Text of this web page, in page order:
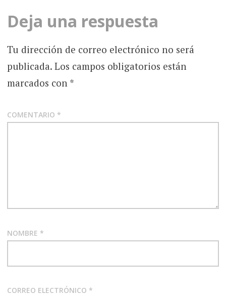
Deja una respuesta
Tu dirección de correo electrónico no será
publicada. Los campos obligatorios están
marcados con *
COMENTARIO *
NOMBRE *
CORREO ELECTRÓNICO *